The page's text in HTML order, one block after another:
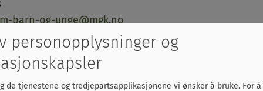
barn-og-unge@mgk.no
vi for?
forebyggende arbeidet for barn, unge og familier i
personopplysninger og
de tjenestene og tredjepartsapplikasjonene vi ønsker å bruke. For